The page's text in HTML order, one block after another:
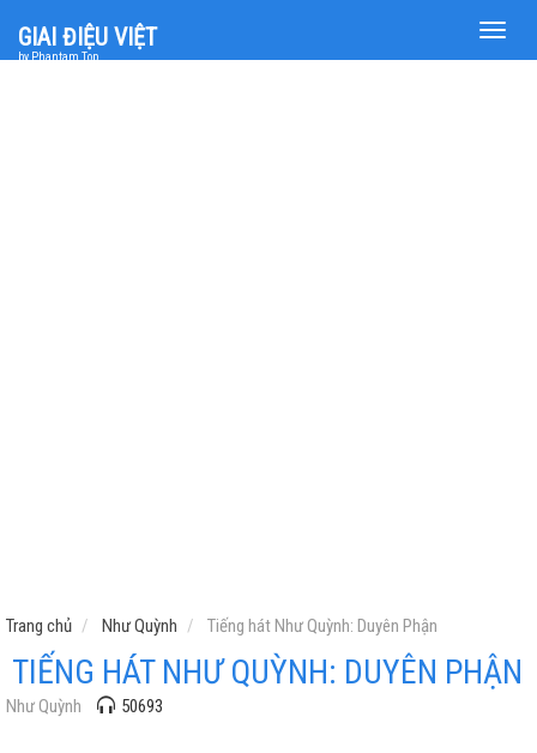
Toggle
GIAI ĐIỆU VIỆT
by Phantam Top
Trang chủ Như Quỳnh Tiếng hát Như Quỳnh: Duyên Phận
TIẾNG HÁT NHƯ QUỲNH: DUYÊN PHẬN
Như Quỳnh 50693